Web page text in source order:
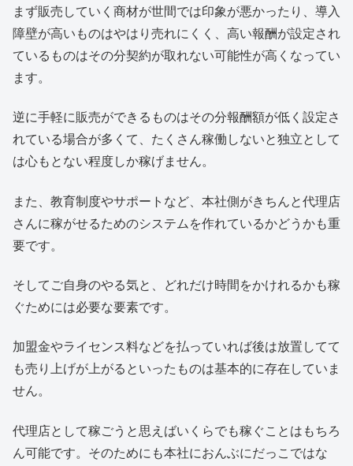
まず販売していく商材が世間では印象が悪かったり、導入
障壁が高いものはやはり売れにくく、高い報酬が設定され
ているものはその分契約が取れない可能性が高くなってい
ます。
逆に手軽に販売ができるものはその分報酬額が低く設定さ
れている場合が多くて、たくさん稼働しないと独立として
は心もとない程度しか稼げません。
また、教育制度やサポートなど、本社側がきちんと代理店
さんに稼がせるためのシステムを作れているかどうかも重
要です。
そしてご自身のやる気と、どれだけ時間をかけれるかも稼
ぐためには必要な要素です。
加盟金やライセンス料などを払っていれば後は放置してて
も売り上げが上がるといったものは基本的に存在していま
せん。
代理店として稼ごうと思えばいくらでも稼ぐことはもちろ
ん可能です。そのためにも本社におんぶにだっこではな